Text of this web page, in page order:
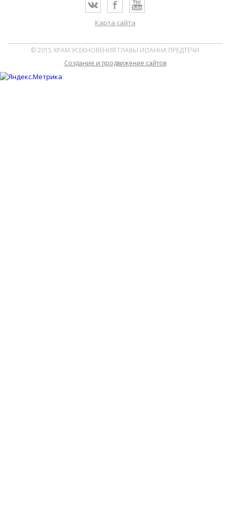
Карта сайта
© 2015 ХРАМ УСЕКНОВЕНИЯ ГЛАВЫ ИОАННА ПРЕДТЕЧИ
Cоздание и продвижение сайтов